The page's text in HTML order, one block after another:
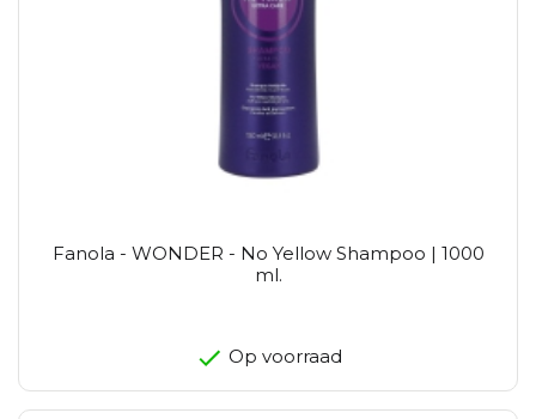
Fanola - WONDER - No Yellow Shampoo | 1000
ml.
Op voorraad